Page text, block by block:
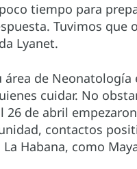
tiempo para
Tuvimos
Lyanet.
área de
cuidar. No
26 de abril
contactos
Habana, como